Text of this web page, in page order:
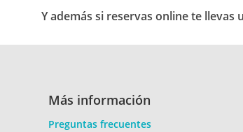
Y además si reservas online te
Más información
Preguntas frecuentes